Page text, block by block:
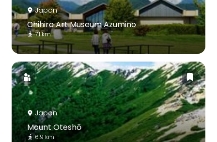
Japon
Chihiro Art Museum Azumino
7.1 km
Japon
Mount Oteshō
6.9 km